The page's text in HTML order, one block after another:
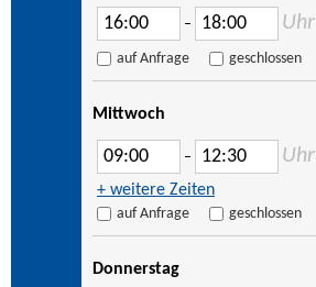
– Uhr
auf Anfrage geschlossen
Mittwoch
– Uhr
+ weitere Zeiten
auf Anfrage geschlossen
Donnerstag